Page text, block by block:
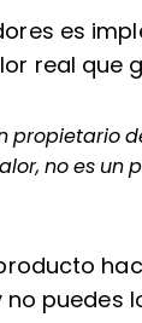
es
real que
propietario
no es un
no puedes